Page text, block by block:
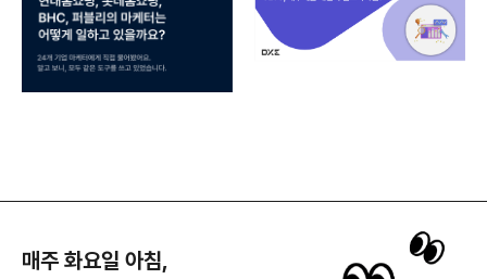
매주 화요일 아침,